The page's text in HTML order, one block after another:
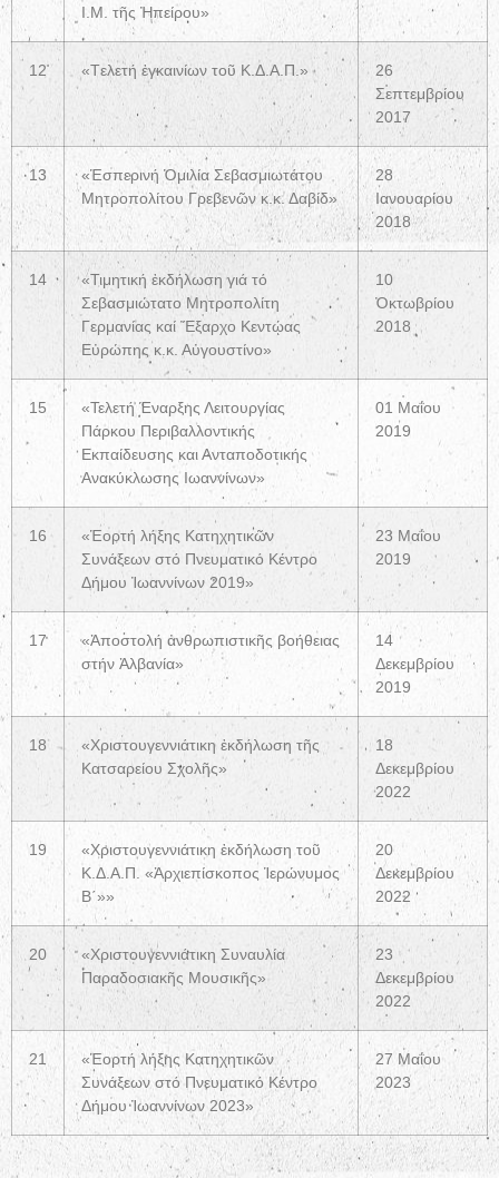
Ι.Μ. τῆς Ἠπείρου»
12 «Tελετή ἐγκαινίων τοῦ Κ.Δ.Α.Π.»
26
Σεπτεμβρίου
2017
13
«Ἑσπερινή Ὁμιλία Σεβασμιωτάτου
Μητροπολίτου Γρεβενῶν κ.κ. Δαβίδ»
28
Ιανουαρίου
2018
14
«Τιμητική ἐκδήλωση γιά τό
Σεβασμιώτατο Μητροπολίτη
Γερμανίας καί Ἔξαρχο Κεντῴας
Εὐρώπης κ.κ. Αὐγουστίνο»
10
Ὀκτωβρίου
2018
15
«Τελετή Έναρξης Λειτουργίας
Πάρκου Περιβαλλοντικής
Εκπαίδευσης και Ανταποδοτικής
Ανακύκλωσης Ιωαννίνων»
01 Μαΐου
2019
16
«Ἑορτή λήξης Κατηχητικῶν
Συνάξεων στό Πνευματικό Κέντρο
Δήμου Ἰωαννίνων 2019»
23 Μαΐου
2019
17
«Ἀποστολή ἀνθρωπιστικῆς βοήθειας
στήν Ἀλβανία»
14
Δεκεμβρίου
2019
18
«Χριστουγεννιάτικη ἐκδήλωση τῆς
Κατσαρείου Σχολῆς»
18
Δεκεμβρίου
2022
19
«Χριστουγεννιάτικη ἐκδήλωση τοῦ
Κ.Δ.Α.Π. «Ἀρχιεπίσκοπος Ἱερώνυμος
Β΄»»
20
Δεκεμβρίου
2022
20
«Χριστουγεννιάτικη Συναυλία
Παραδοσιακῆς Μουσικῆς»
23
Δεκεμβρίου
2022
21
«Ἑορτή λήξης Κατηχητικῶν
Συνάξεων στό Πνευματικό Κέντρο
Δήμου Ἰωαννίνων 2023»
27 Μαΐου
2023